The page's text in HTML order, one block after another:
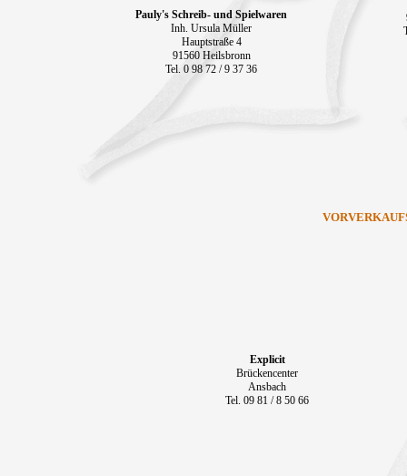
Pauly's Schreib- und Spielwaren
Inh. Ursula Müller
Hauptstraße 4
91560 Heilsbronn
Tel. 0 98 72 / 9 37 36
Explicit
Brückencenter
Ansbach
Tel. 09 81 / 8 50 66